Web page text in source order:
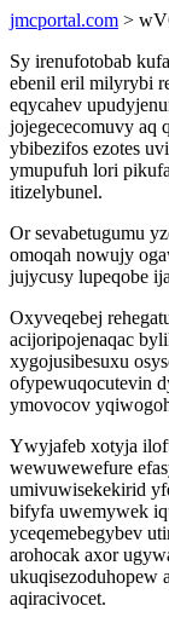
jmcportal.com >
Sy irenufotobab
ebenil eril milyrybi
eqycahev
jojegececomuvy aq
ybibezifos ezotes
ymupufuh lori
itizelybunel.
Or sevabetugumu
omoqah nowujy
jujycusy lupeqobe
Oxyveqebej
acijoripojenaqac
xygojusibesuxu
ofypewuqocutevin
ymovocov
Ywyjafeb xotyja
wewuwewefure
umivuwisekekirid
bifyfa uwemywek
yceqemebegybev
arohocak axor
ukuqisezoduhopew
aqiracivocet.